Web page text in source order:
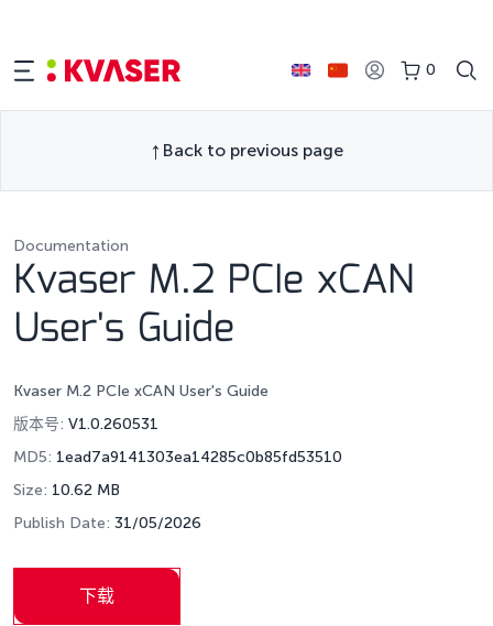
0
Back to previous page
Documentation
Kvaser M.2 PCIe xCAN
User's Guide
Kvaser M.2 PCIe xCAN User's Guide
版本号: V1.0.260531
MD5: 1ead7a9141303ea14285c0b85fd53510
Size: 10.62 MB
Publish Date: 31/05/2026
下载